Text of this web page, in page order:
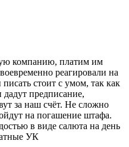
компанию, платим им
реагировали на
стоит с умом, так как
предписание,
за наш счёт. Не сложно
на погашение штафа.
в виде салюта на день
УК